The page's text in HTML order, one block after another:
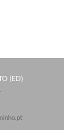
(ED)